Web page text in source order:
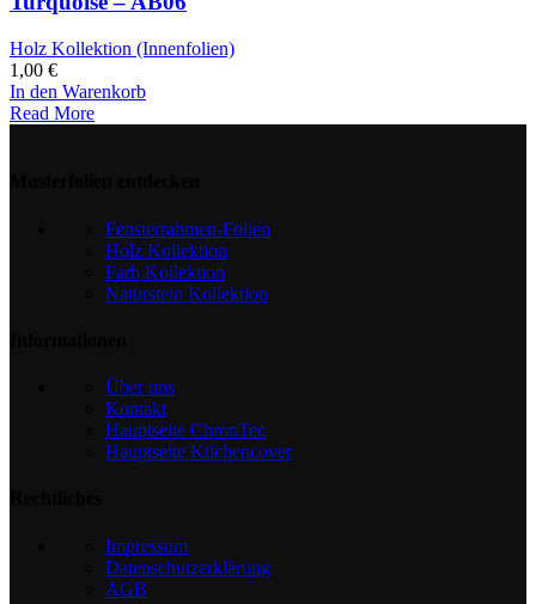
Holz Kollektion (Innenfolien)
1,00 €
In den Warenkorb
Read More
Fensterrahmen-Folien
Holz Kollektion
Farb Kollektion
Naturstein Kollektion
Über uns
Kontakt
Hauptseite ChronTec
Hauptseite Küchencover
Impressum
Datenschutzerklärung
AGB